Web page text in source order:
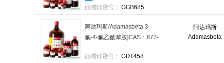
01032138 售卖规格：1瓶
西域订货号： GGB685
阿达玛斯
Adamasbeta
阿达玛斯/Adamasbeta 3-
氟-4-氟乙酰苯胺|CAS：877-
瓶|Storeinacool,dryarea.，
西域订货号： GDT458